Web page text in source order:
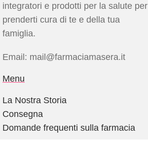
integratori e prodotti per la salute per
prenderti cura di te e della tua
famiglia.
Email: mail@farmaciamasera.it
Menu
La Nostra Storia
Consegna
Domande frequenti sulla farmacia